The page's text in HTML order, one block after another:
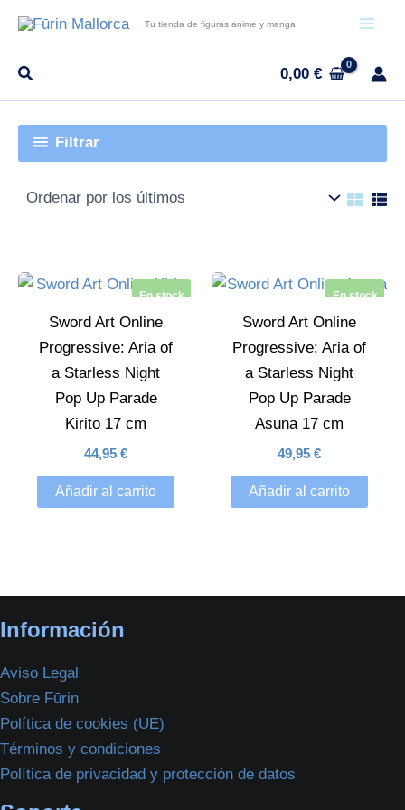
contenido
Tu tienda de figuras anime y manga
0,00€
Filtrar
En stock
Sword Art Online
Progressive: Aria of
a Starless Night
Pop Up Parade
Kirito 17 cm
44,95 €
Añadir al carrito
En stock
Sword Art Online
Progressive: Aria of
a Starless Night
Pop Up Parade
Asuna 17 cm
49,95 €
Añadir al carrito
Información
Aviso Legal
Sobre Fūrin
Política de cookies (UE)
Términos y condiciones
Política de privacidad y protección de datos